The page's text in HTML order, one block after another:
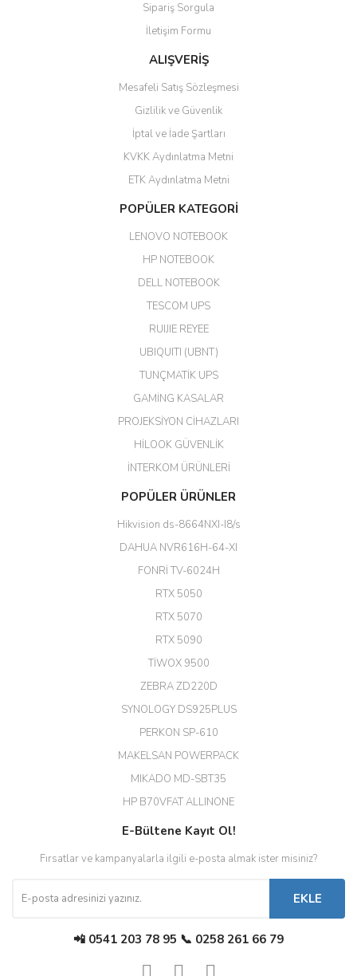
hızlı güvenli bir alışveriş oldu
Yalçın Kaya | 20/06/2026
ahmet yiğit | 29/04/2026
Aldığım ürün kapalı kutu teslim
edildi. Teşekkür ederim.
GÜRKAN KETHÜDAOĞLU |
Her şey için teşekkür ederim çok
Erdal Cingöz | 07/02/2026
Başarılı. Bu vasıfta bir ürünü bu
kadar uygun fiyata bulabilmek
büyük şans. Güvenliticaret
(HIKVISION DS-3E0326P-E/M(B)
EROL ÇAKMAK | 26/12/2025
Diğer yorumları göster
Sipariş Sorgula
İletişim Formu
ALIŞVERİŞ
Mesafeli Satış Sözleşmesi
Gizlilik ve Güvenlik
İptal ve İade Şartları
KVKK Aydınlatma Metni
ETK Aydınlatma Metni
POPÜLER KATEGORİ
LENOVO NOTEBOOK
HP NOTEBOOK
DELL NOTEBOOK
TESCOM UPS
RUIJIE REYEE
UBIQUITI (UBNT)
TUNÇMATİK UPS
GAMİNG KASALAR
PROJEKSİYON CİHAZLARI
HİLOOK GÜVENLİK
İNTERKOM ÜRÜNLERİ
POPÜLER ÜRÜNLER
Hikvision ds-8664NXI-I8/s
DAHUA NVR616H-64-XI
FONRİ TV-6024H
RTX 5050
RTX 5070
RTX 5090
TİWOX 9500
ZEBRA ZD220D
SYNOLOGY DS925PLUS
PERKON SP-610
MAKELSAN POWERPACK
MIKADO MD-SBT35
HP B70VFAT ALLINONE
E-Bültene Kayıt Ol!
Fırsatlar ve kampanyalarla ilgili e-posta almak ister misiniz?
EKLE
📲 0541 203 78 95 📞 0258 261 66 79